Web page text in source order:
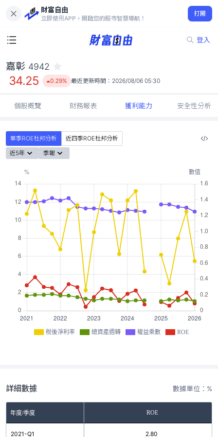
財富自由
立即使用APP，開啟您的股市智慧導航！
打開
登入
34.25
0.29%
嘉彰 4942
34.25 0.29% 最近更新時間： 2026/08/06 05:30
個股概覽 財務報表 獲利能力 安全性分析
單季ROE杜邦分析
近四季ROE杜邦分析
近5年
季報
稅後淨利率 總資產週轉 權益乘數 ROE
詳細數據 數據單位：%
年度/季度 ROE
2021-Q1 2.80